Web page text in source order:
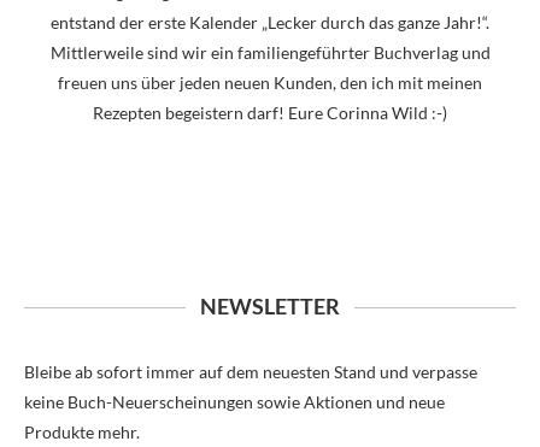
entstand der erste Kalender „Lecker durch das ganze Jahr!“.
Mittlerweile sind wir ein familiengeführter Buchverlag und
freuen uns über jeden neuen Kunden, den ich mit meinen
Rezepten begeistern darf! Eure Corinna Wild :-)
NEWSLETTER
Bleibe ab sofort immer auf dem neuesten Stand und verpasse
keine Buch-Neuerscheinungen sowie Aktionen und neue
Produkte mehr.